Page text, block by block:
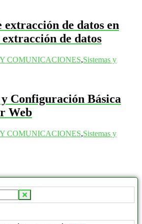
extracción de datos en
extracción de datos
COMUNICACIONES,Sistemas y
Configuración Básica
Web
COMUNICACIONES,Sistemas y